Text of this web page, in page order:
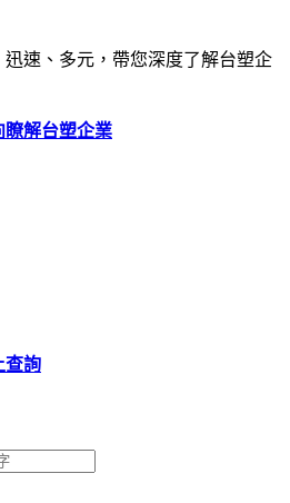
速、多元，帶您深度了解台塑企
瞭解台塑企業
查詢